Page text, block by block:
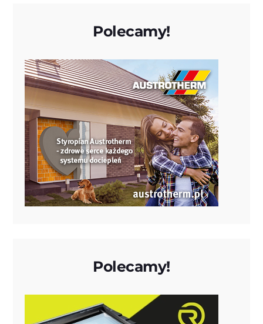
Polecamy!
Polecamy!